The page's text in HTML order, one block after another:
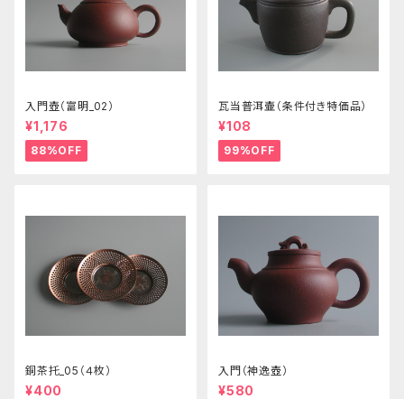
入門壺（富明_02）
¥1,176
88%OFF
瓦当普洱壷（条件付き特価品）
¥108
99%OFF
銅茶托_05（４枚）
¥400
入門（神逸壺）
¥580